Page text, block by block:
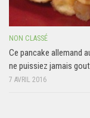
NON CLASSÉ
Ce pancake allemand
ne puissiez jamais
7 AVRIL 2016